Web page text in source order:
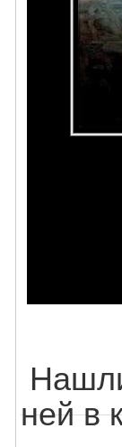
ней в